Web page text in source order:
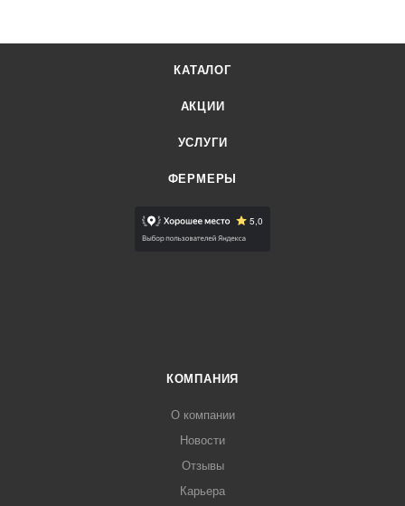
КАТАЛОГ
АКЦИИ
УСЛУГИ
ФЕРМЕРЫ
КОМПАНИЯ
О компании
Новости
Отзывы
Карьера